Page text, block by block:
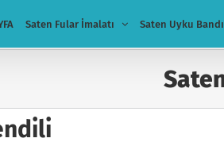
Saten Fular İmalatı Saten Uyku Bandı